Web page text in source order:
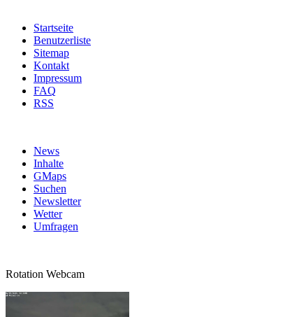
Startseite
Benutzerliste
Sitemap
Kontakt
Impressum
FAQ
RSS
News
Inhalte
GMaps
Suchen
Newsletter
Wetter
Umfragen
Rotation Webcam